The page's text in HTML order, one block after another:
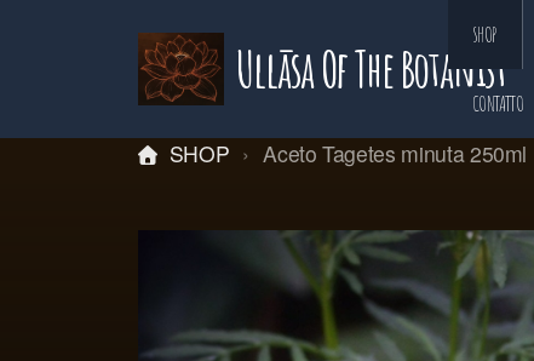
Ullāsa Of The Botanist
SHOP
CONTATTO
SHOP Aceto Tagetes minuta 250ml